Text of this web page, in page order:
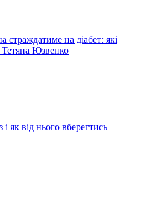
страждатиме на діабет: які
Тетяна Юзвенко
як від нього вберегтись